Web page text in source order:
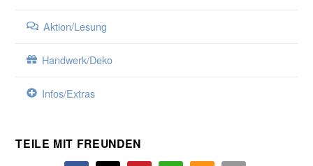
Aktion/Lesung
Handwerk/Deko
Infos/Extras
TEILE MIT FREUNDEN